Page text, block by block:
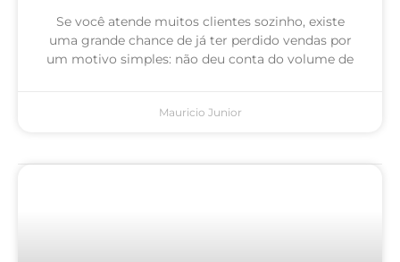
Se você atende muitos clientes sozinho, existe
uma grande chance de já ter perdido vendas por
um motivo simples: não deu conta do volume de
Mauricio Junior